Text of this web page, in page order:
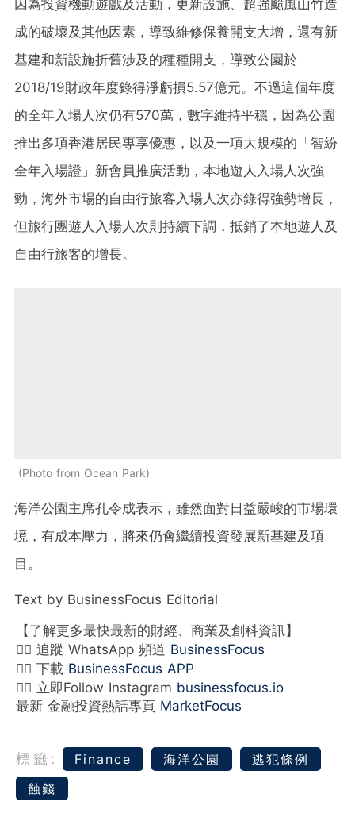
因為投資機動遊戲及活動，更新設施、超強颱風山竹造
成的破壞及其他因素，導致維修保養開支大增，還有新
基建和新設施折舊涉及的種種開支，導致公園於
2018/19財政年度錄得淨虧損5.57億元。不過這個年度
的全年入場人次仍有570萬，數字維持平穩，因為公園
推出多項香港居民專享優惠，以及一項大規模的「智紛
全年入場證」新會員推廣活動，本地遊人入場人次強
勁，海外市場的自由行旅客入場人次亦錄得強勢增長，
但旅行團遊人入場人次則持續下調，抵銷了本地遊人及
自由行旅客的增長。
Photo from Ocean Park
海洋公園主席孔令成表示，雖然面對日益嚴峻的市場環
境，有成本壓力，將來仍會繼續投資發展新基建及項
目。
Text by BusinessFocus Editorial
【了解更多最快最新的財經、商業及創科資訊】
👉🏻 追蹤 WhatsApp 頻道 BusinessFocus
👉🏻 下載 BusinessFocus APP
👉🏻 立即Follow Instagram businessfocus.io
最新 金融投資熱話專頁 MarketFocus
標籤: Finance 海洋公園
逃犯條例
蝕錢